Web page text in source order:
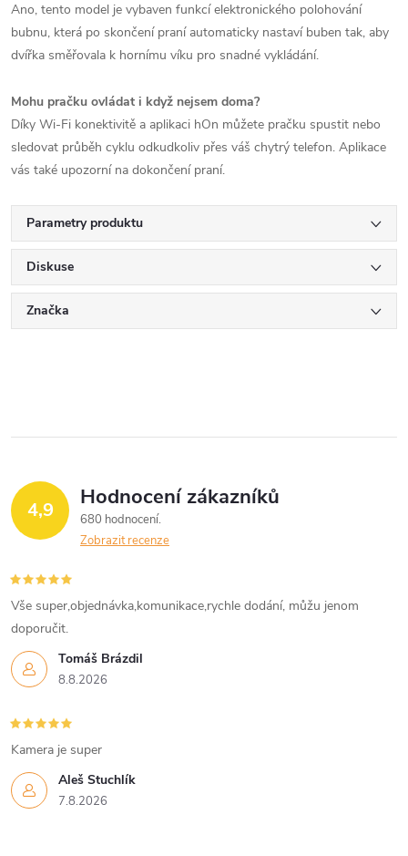
Ano, tento model je vybaven funkcí elektronického polohování
bubnu, která po skončení praní automaticky nastaví buben tak, aby
dvířka směřovala k hornímu víku pro snadné vykládání.
Mohu pračku ovládat i když nejsem doma?
Díky Wi-Fi konektivitě a aplikaci hOn můžete pračku spustit nebo
sledovat průběh cyklu odkudkoliv přes váš chytrý telefon. Aplikace
vás také upozorní na dokončení praní.
Parametry produktu
Diskuse
Značka
4,9 Hodnocení zákazníků
680 hodnocení
Zobrazit recenze
Tomáš Brázdil
8.8.2026
Vše super,objednávka,komunikace,rychle dodání, můžu jenom
doporučit.
Aleš Stuchlík
7.8.2026
Kamera je super